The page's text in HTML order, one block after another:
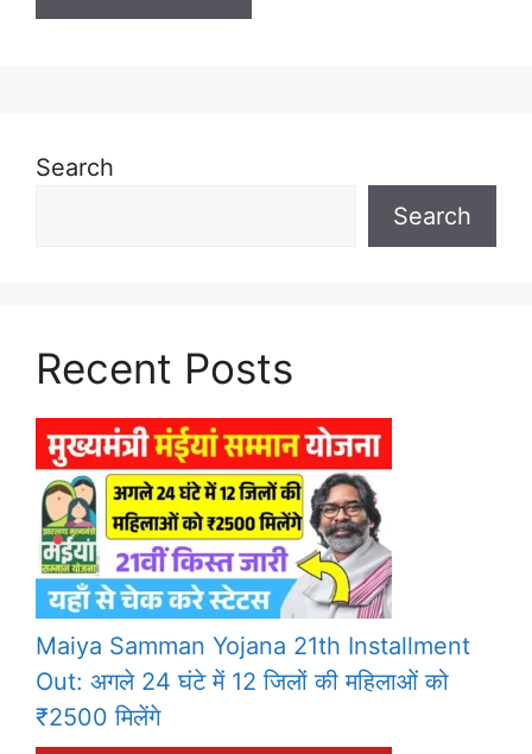
Search
Search
Recent Posts
Maiya Samman Yojana 21th Installment
Out: अगले 24 घंटे में 12 जिलों की महिलाओं को
₹2500 मिलेंगे